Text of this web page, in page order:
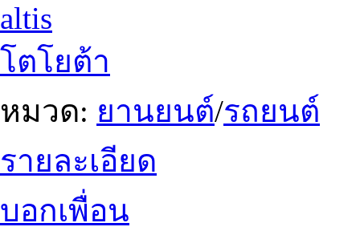
altis
โตโยต้า
หมวด: ยานยนต์/รถยนต์
รายละเอียด
บอกเพื่อน